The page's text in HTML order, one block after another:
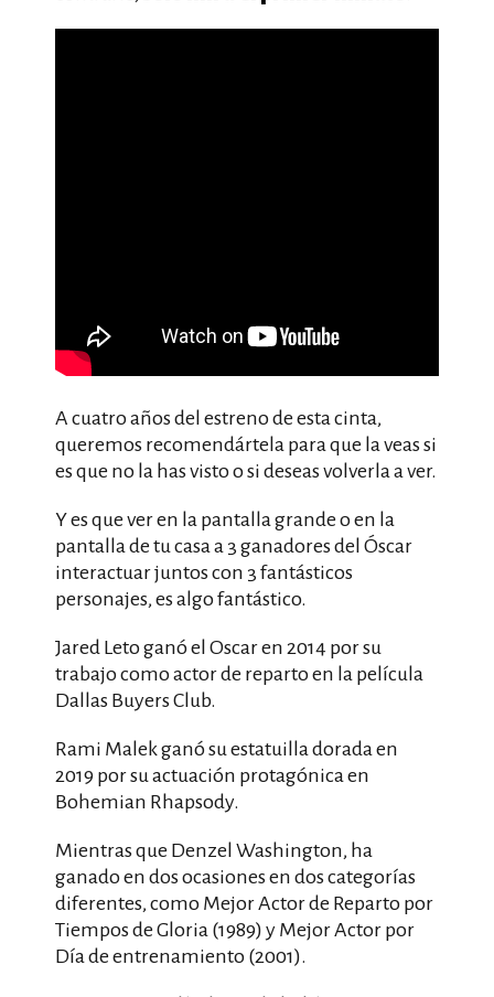
A cuatro años del estreno de esta cinta,
queremos recomendártela para que la veas si
es que no la has visto o si deseas volverla a ver.
Y es que ver en la pantalla grande o en la
pantalla de tu casa a 3 ganadores del Óscar
interactuar juntos con 3 fantásticos
personajes, es algo fantástico.
Jared Leto ganó el Oscar en 2014 por su
trabajo como actor de reparto en la película
Dallas Buyers Club.
Rami Malek ganó su estatuilla dorada en
2019 por su actuación protagónica en
Bohemian Rhapsody.
Mientras que Denzel Washington, ha
ganado en dos ocasiones en dos categorías
diferentes, como Mejor Actor de Reparto por
Tiempos de Gloria (1989) y Mejor Actor por
Día de entrenamiento (2001).